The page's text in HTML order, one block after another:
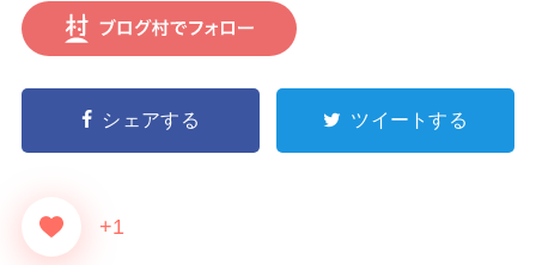
シェアする ツイートする
+1